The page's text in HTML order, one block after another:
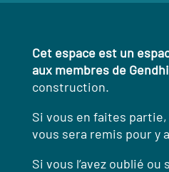
Cet espace est un
aux membres de Gendhi
construction.
Si vous en faites
vous sera remis pour y
Si vous l’avez oublié ou